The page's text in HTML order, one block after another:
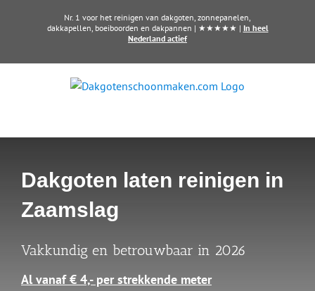
Nr. 1 voor het reinigen van dakgoten, zonnepanelen,
dakkapellen, boeiboorden en dakpannen | ★★★★★ | In heel
Nederland actief
Dakgoten laten reinigen in
Zaamslag
Vakkundig en betrouwbaar in 2026
Al vanaf € 4,- per strekkende meter